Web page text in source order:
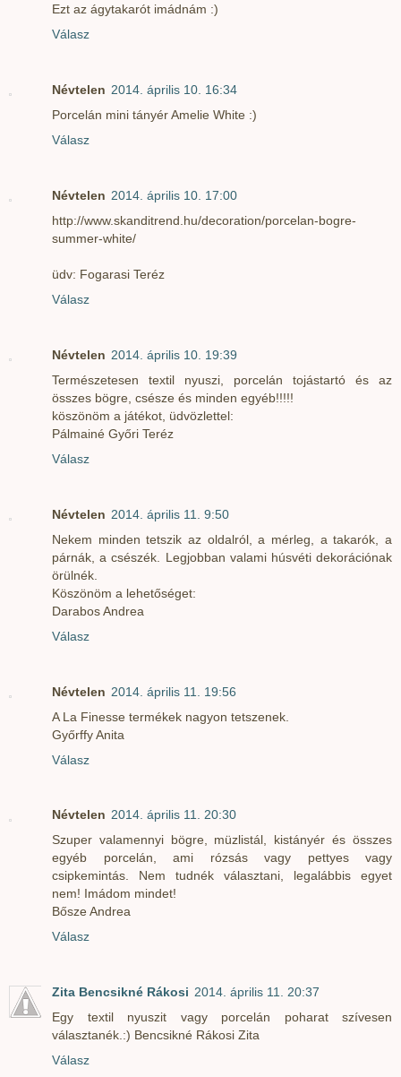
Ezt az ágytakarót imádnám :)
Válasz
Névtelen 2014. április 10. 16:34
Porcelán mini tányér Amelie White :)
Válasz
Névtelen 2014. április 10. 17:00
http://www.skanditrend.hu/decoration/porcelan-bogre-
summer-white/
üdv: Fogarasi Teréz
Válasz
Névtelen 2014. április 10. 19:39
Természetesen textil nyuszi, porcelán tojástartó és az
összes bögre, csésze és minden egyéb!!!!!
köszönöm a játékot, üdvözlettel:
Pálmainé Győri Teréz
Válasz
Névtelen 2014. április 11. 9:50
Nekem minden tetszik az oldalról, a mérleg, a takarók, a
párnák, a csészék. Legjobban valami húsvéti dekorációnak
örülnék.
Köszönöm a lehetőséget:
Darabos Andrea
Válasz
Névtelen 2014. április 11. 19:56
A La Finesse termékek nagyon tetszenek.
Győrffy Anita
Válasz
Névtelen 2014. április 11. 20:30
Szuper valamennyi bögre, müzlistál, kistányér és összes
egyéb porcelán, ami rózsás vagy pettyes vagy
csipkemintás. Nem tudnék választani, legalábbis egyet
nem! Imádom mindet!
Bősze Andrea
Válasz
Zita Bencsikné Rákosi 2014. április 11. 20:37
Egy textil nyuszit vagy porcelán poharat szívesen
választanék.:) Bencsikné Rákosi Zita
Válasz